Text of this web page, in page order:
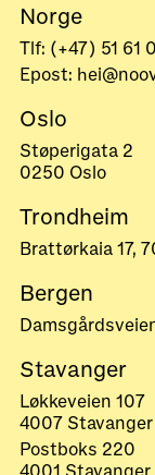
Norge
Tlf: (+47) 51 61
Epost:
Oslo
Støperigata 2
0250 Oslo
Trondheim
Brattørkaia 17,
Bergen
Stavanger
Løkkeveien 107
4007 Stavanger
Postboks 220